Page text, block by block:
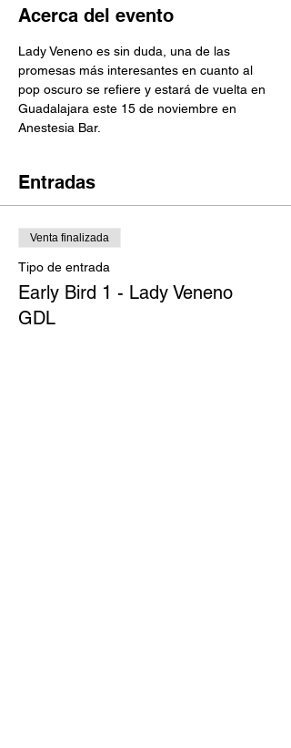
Acerca del evento
Lady Veneno es sin duda, una de las
promesas más interesantes en cuanto al
pop oscuro se refiere y estará de vuelta en
Guadalajara este 15 de noviembre en
Anestesia Bar.
Entradas
Venta finalizada
Tipo de entrada
Early Bird 1 - Lady Veneno
GDL